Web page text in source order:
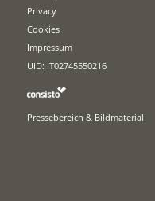
Privacy
Cookies
Impressum
UID: IT02745550216
Pressebereich & Bildmaterial